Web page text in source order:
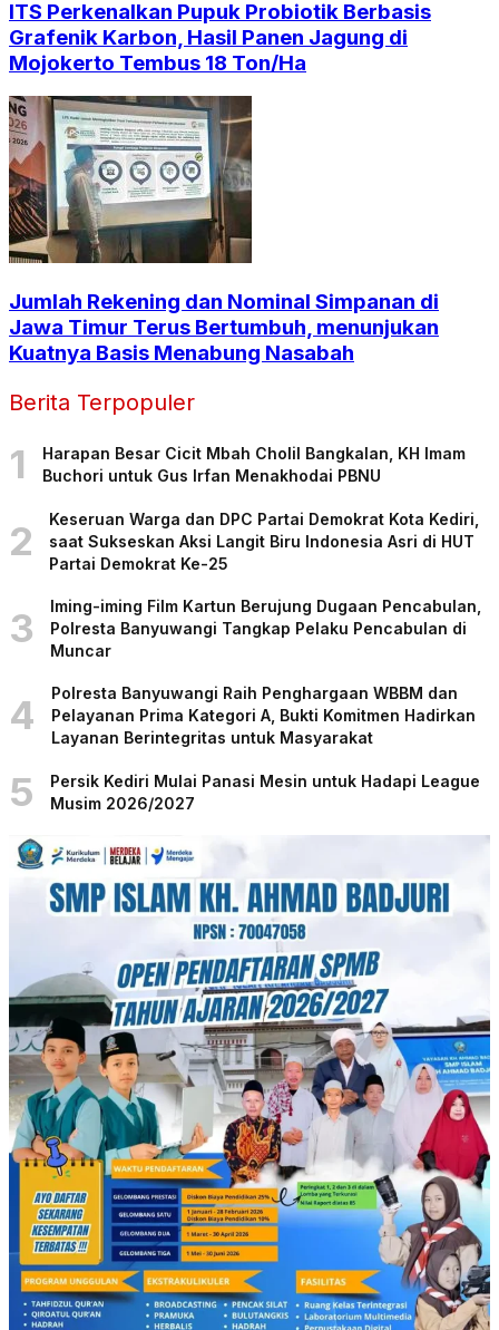
ITS Perkenalkan Pupuk Probiotik Berbasis
Grafenik Karbon, Hasil Panen Jagung di
Mojokerto Tembus 18 Ton/Ha
Jumlah Rekening dan Nominal Simpanan di
Jawa Timur Terus Bertumbuh, menunjukan
Kuatnya Basis Menabung Nasabah
Berita Terpopuler
1
Harapan Besar Cicit Mbah Cholil Bangkalan, KH Imam
Buchori untuk Gus Irfan Menakhodai PBNU
2
Keseruan Warga dan DPC Partai Demokrat Kota Kediri,
saat Sukseskan Aksi Langit Biru Indonesia Asri di HUT
Partai Demokrat Ke-25
3
Iming-iming Film Kartun Berujung Dugaan Pencabulan,
Polresta Banyuwangi Tangkap Pelaku Pencabulan di
Muncar
4
Polresta Banyuwangi Raih Penghargaan WBBM dan
Pelayanan Prima Kategori A, Bukti Komitmen Hadirkan
Layanan Berintegritas untuk Masyarakat
5
Persik Kediri Mulai Panasi Mesin untuk Hadapi League
Musim 2026/2027